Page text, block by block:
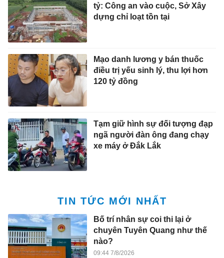
tỷ: Công an vào cuộc, Sở Xây
dựng chỉ loạt tồn tại
Mạo danh lương y bán thuốc
điều trị yếu sinh lý, thu lợi hơn
120 tỷ đồng
Tạm giữ hình sự đối tượng đạp
ngã người đàn ông đang chạy
xe máy ở Đắk Lắk
TIN TỨC MỚI NHẤT
Bố trí nhân sự coi thi lại ở
chuyên Tuyên Quang như thế
nào?
09:44 7/8/2026